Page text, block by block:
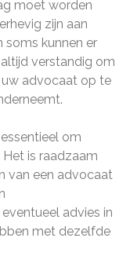
moet worden
zijn aan
soms kunnen er
verstandig om
advocaat op te
om
is raadzaam
van een advocaat
advies in
met dezelfde